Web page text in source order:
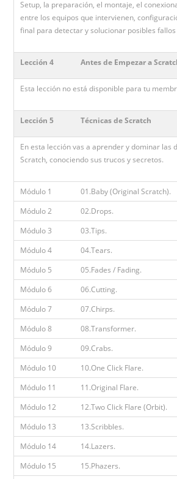
Setup, la preparación, el montaje, el
entre los equipos que intervienen,
final para detectar y solucionar posibles
Lección 4 Antes de Empezar a
Esta lección no está disponible para tu
Lección 5 Técnicas de Scratch
En esta lección vas a aprender y dominar las
Scratch, conociendo sus trucos y secretos.
Módulo 1
01.Baby (Original Scratch).
Módulo 2
02.Drops.
Módulo 3
03.Tips.
Módulo 4
04.Tears.
Módulo 5
05.Fades / Fading.
Módulo 6
06.Cutting.
Módulo 7
07.Chirps.
Módulo 8
08.Transformer.
Módulo 9
09.Crabs.
Módulo 10
10.One Click Flare.
Módulo 11
11.Original Flare.
Módulo 12
12.Two Click Flare (Orbit).
Módulo 13
13.Scribbles.
Módulo 14
14.Lazers.
Módulo 15
15.Phazers.